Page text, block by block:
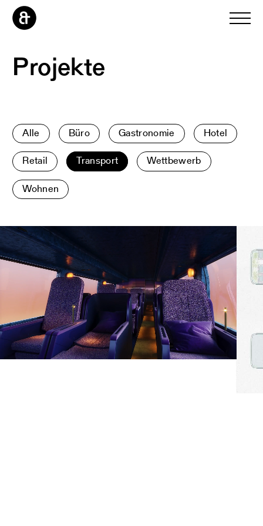
Projekte
Alle Büro Gastronomie
Hotel
Retail
Transport
Wettbewerb
Wohnen